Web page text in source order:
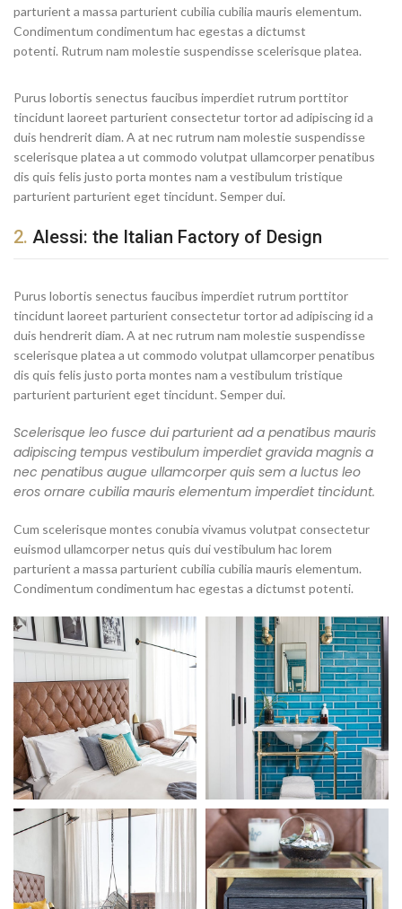
parturient a massa parturient cubilia cubilia mauris elementum.
Condimentum condimentum hac egestas a dictumst
potenti. Rutrum nam molestie suspendisse scelerisque platea.
Purus lobortis senectus faucibus imperdiet rutrum porttitor
tincidunt laoreet parturient consectetur tortor ad adipiscing id a
duis hendrerit diam. A at nec rutrum nam molestie suspendisse
scelerisque platea a ut commodo volutpat ullamcorper penatibus
dis quis felis justo porta montes nam a vestibulum tristique
parturient parturient eget tincidunt. Semper dui.
2. Alessi: the Italian Factory of Design
Purus lobortis senectus faucibus imperdiet rutrum porttitor
tincidunt laoreet parturient consectetur tortor ad adipiscing id a
duis hendrerit diam. A at nec rutrum nam molestie suspendisse
scelerisque platea a ut commodo volutpat ullamcorper penatibus
dis quis felis justo porta montes nam a vestibulum tristique
parturient parturient eget tincidunt. Semper dui.
Scelerisque leo fusce dui parturient ad a penatibus mauris
adipiscing tempus vestibulum imperdiet gravida magnis a
nec penatibus augue ullamcorper quis sem a luctus leo
eros ornare cubilia mauris elementum imperdiet tincidunt.
Cum scelerisque montes conubia vivamus volutpat consectetur
euismod ullamcorper netus quis dui vestibulum hac lorem
parturient a massa parturient cubilia cubilia mauris elementum.
Condimentum condimentum hac egestas a dictumst potenti.